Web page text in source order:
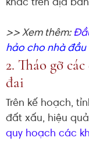
khác trên địa
>> Xem thêm:
hảo cho nhà
2. Tháo gỡ
đai
Trên kế hoạch,
đất xấu, hiệu
quy hoạch các